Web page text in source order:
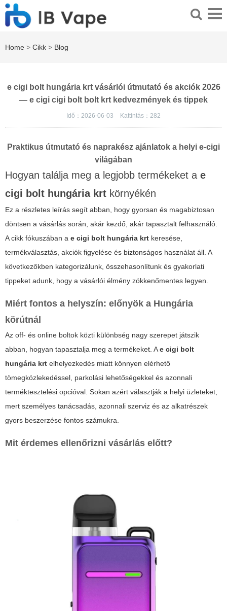
Home > Cikk > Blog
e cigi bolt hungária krt vásárlói útmutató és akciók 2026
— e cigi cigi bolt bolt krt kedvezmények és tippek
Idő：2026-06-03 Kattintás： 282
Praktikus útmutató és naprakész ajánlatok a helyi e-cigi
világában
Hogyan találja meg a legjobb termékeket a e
cigi bolt hungária krt környékén
Ez a részletes leírás segít abban, hogy gyorsan és magabiztosan
döntsen a vásárlás során, akár kezdő, akár tapasztalt felhasználó.
A cikk fókuszában a e cigi bolt hungária krt keresése,
termékválasztás, akciók figyelése és biztonságos használat áll. A
következőkben kategorizálunk, összehasonlítunk és gyakorlati
tippeket adunk, hogy a vásárlói élmény zökkenőmentes legyen.
Miért fontos a helyszín: előnyök a Hungária
körútnál
Az off- és online boltok közti különbség nagy szerepet játszik
abban, hogyan tapasztalja meg a termékeket. Ae cigi bolt
hungária krt elhelyezkedés miatt könnyen elérhető
tömegközlekedéssel, parkolási lehetőségekkel és azonnali
terméktesztelési opcióval. Sokan azért választják a helyi üzleteket,
mert személyes tanácsadás, azonnali szerviz és az alkatrészek
gyors beszerzése fontos számukra.
Mit érdemes ellenőrizni vásárlás előtt?